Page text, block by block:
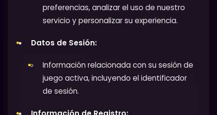
preferencias, analizar el uso de nuestro
servicio y personalizar su experiencia.
Datos de Sesión:
Información relacionada con su sesión de
juego activa, incluyendo el identificador
de sesión.